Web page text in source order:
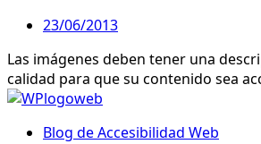
23/06/2013
Las imágenes deben tener una
calidad para que su contenido sea
Blog de Accesibilidad Web